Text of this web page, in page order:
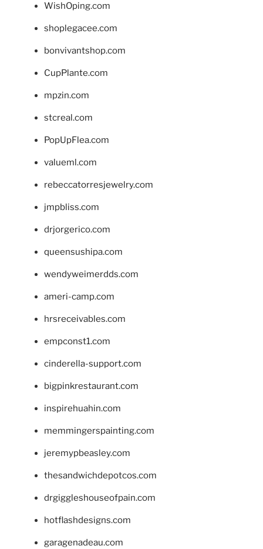
WishOping.com
shoplegacee.com
bonvivantshop.com
CupPlante.com
mpzin.com
stcreal.com
PopUpFlea.com
valueml.com
rebeccatorresjewelry.com
jmpbliss.com
drjorgerico.com
queensushipa.com
wendyweimerdds.com
ameri-camp.com
hrsreceivables.com
empconst1.com
cinderella-support.com
bigpinkrestaurant.com
inspirehuahin.com
memmingerspainting.com
jeremypbeasley.com
thesandwichdepotcos.com
drgiggleshouseofpain.com
hotflashdesigns.com
garagenadeau.com